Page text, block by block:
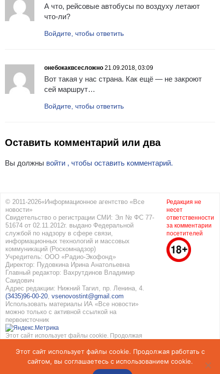
А что, рейсовые автобусы по воздуху летают
что-ли?
Войдите, чтобы ответить
онебокаквсесложно 21.09.2018, 03:09
Вот такая у нас страна. Как ещё — не закроют
сей маршрут…
Войдите, чтобы ответить
Оставить комментарий или два
Вы должны войти , чтобы оставить комментарий.
© 2011-2026«Информационное агентство «Все
новости»
Свидетельство о регистрации СМИ: Эл № ФС 77-
51674 от 02.11.2012г. выдано Федеральной
службой по надзору в сфере связи,
информационных технологий и массовых
коммуникаций (Роскомнадзор)
Учредитель: ООО «Радио-Экофонд»
Директор: Пудовкина Ирина Анатольевна
Главный редактор: Вахрутдинов Владимир
Саидович
Адрес редакции: Нижний Тагил, пр. Ленина, 4.
(3435)96-00-20, vsenovostint@gmail.com
Использовать материалы ИА «Все новости»
можно только с активной ссылкой на
первоисточник
Этот сайт использует файлы cookie. Продолжая
использованием cookie. Подробнее вПолитике
конфиденциальностииСоглашение об обработке
персональных данных
Редакция не
несет
ответственности
за комментарии
посетителей
Этот сайт использует файлы cookie. Продолжая работать с
сайтом, вы соглашаетесь с использованием cookie.